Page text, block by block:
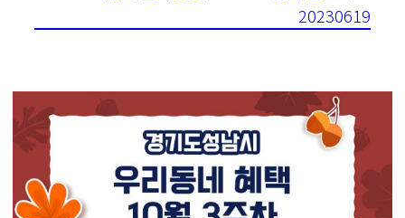
20230619